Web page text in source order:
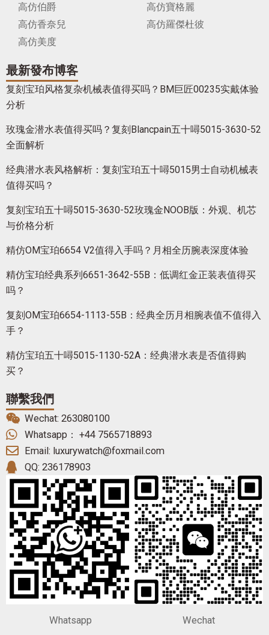
高仿伯爵
高仿寶格麗
高仿香奈兒
高仿羅傑杜彼
高仿美度
最新發布博客
复刻宝珀风格复杂机械表值得买吗？BM巨匠00235实戴体验
分析
玫瑰金潜水表值得买吗？复刻Blancpain五十噚5015-3630-52
全面解析
经典潜水表风格解析：复刻宝珀五十噚5015男士自动机械表
值得买吗？
复刻宝珀五十噚5015-3630-52玫瑰金NOOB版：外观、机芯
与价格分析
精仿OM宝珀6654 V2值得入手吗？月相全历腕表深度体验
精仿宝珀经典系列6651-3642-55B：低调红金正装表值得买
吗？
复刻OM宝珀6654-1113-55B：经典全历月相腕表值不值得入
手？
精仿宝珀五十噚5015-1130-52A：经典潜水表是否值得购
买？
聯繫我們
Wechat: 263080100
Whatsapp： +44 7565718893
Email: luxurywatch@foxmail.com
QQ: 236178903
Whatsapp Wechat